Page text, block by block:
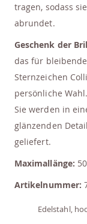
tragen, sodass
abrundet.
Geschenk der
das für
Sternzeichen
persönliche Wahl.
Sie werden in
glänzenden
geliefert.
Maximallänge:
Artikelnummer:
Edelstahl,